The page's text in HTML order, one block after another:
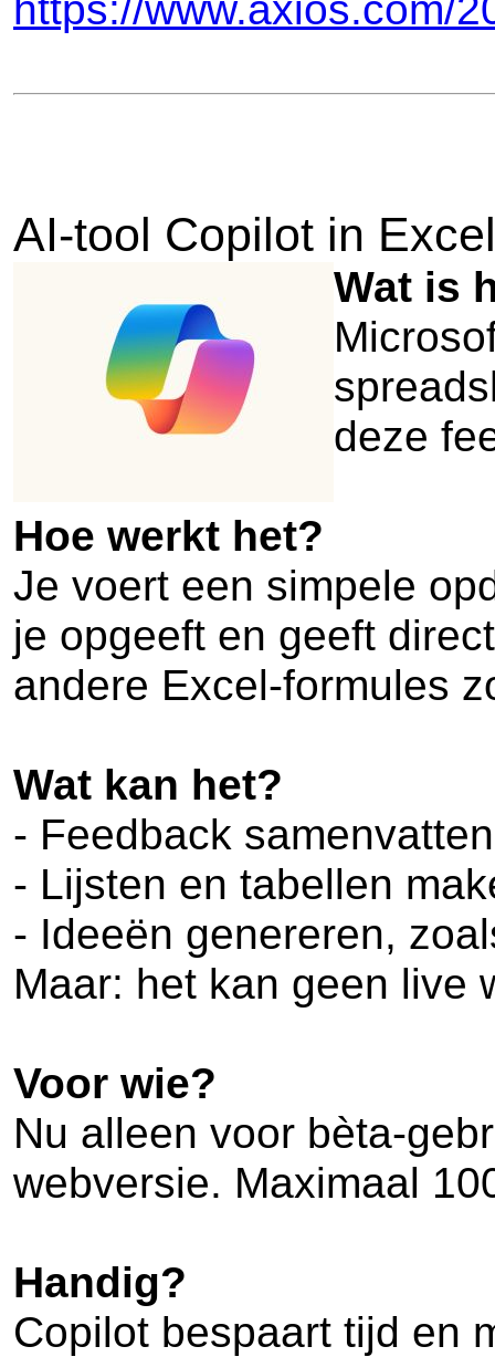
AI-tool Copilot in
Wat is
deze
Hoe werkt het?
Je voert een simpele
je opgeeft en geeft
andere Excel-formules
Wat kan het?
- Feedback
- Lijsten en tabellen
- Ideeën genereren,
Maar: het kan geen live
Voor wie?
Nu alleen voor bèta-
webversie. Maximaal
Handig?
Copilot bespaart tijd en